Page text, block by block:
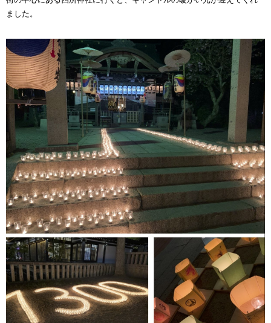
ました。